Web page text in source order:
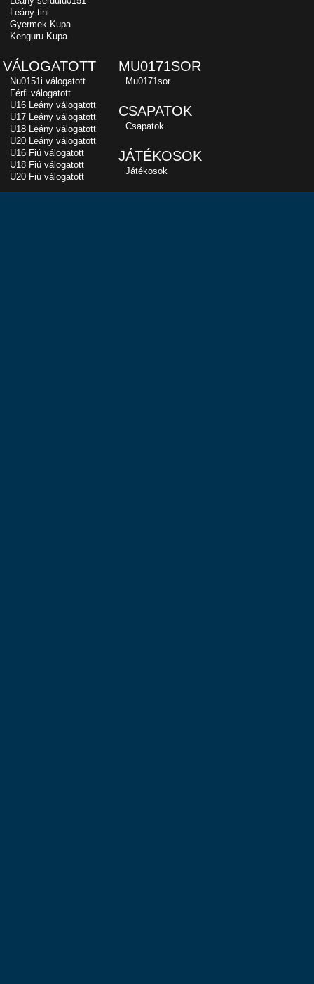
Leány tini
Gyermek Kupa
Kenguru Kupa
VÁLOGATOTT
Nu0151i válogatott
Férfi válogatott
U16 Leány válogatott
U17 Leány válogatott
U18 Leány válogatott
U20 Leány válogatott
U16 Fiú válogatott
U18 Fiú válogatott
U20 Fiú válogatott
MU0171SOR
Mu0171sor
CSAPATOK
Csapatok
JÁTÉKOSOK
Játékosok